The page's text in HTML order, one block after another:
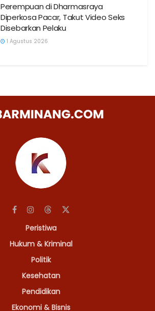
Perempuan di Dharmasraya
Diperkosa Pacar, Takut Video Seks
Disebarkan Pelaku
1 Agustus 2026
Peristiwa
Hukum & Kriminal
Politik
Kesehatan
Pendidikan
Ekonomi & Bisnis